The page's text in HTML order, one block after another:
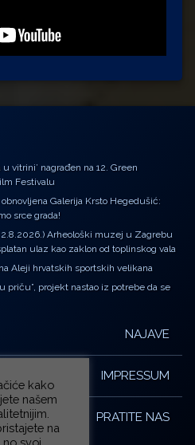
u vitrini’ nagrađen na 12. Green
Festivalu
Galerija Krsto Hegedušić:
srce grada!
2.8.2026.) Arheološki muzej u Zagrebu
ulaz kao zaklon od toplinskog vala
Aleji hrvatskih sportskih velikana
priču”, projekt nastao iz potrebe da se
NAJAVE
IMPRESSUM
PRATITE NAS
kako
našem
na
no svoj